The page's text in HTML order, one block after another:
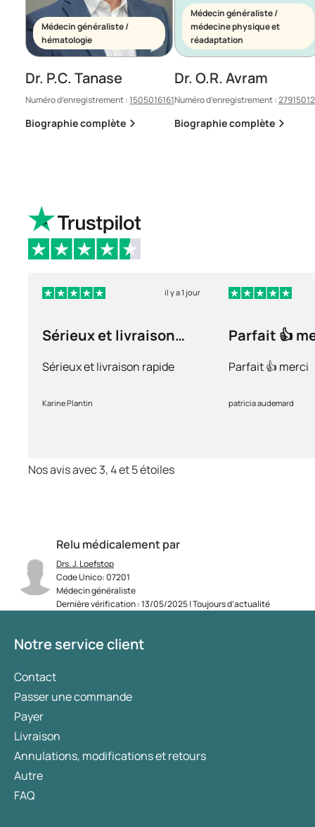
Relu médicalement par
Drs. J. Loefstop
Code Unico: 07201
Médecin généraliste
Dernière vérification : 13/05/2025 | Toujours d’actualité
Médecin généraliste /
hématologie
Dr. P.C. Tanase
Numéro d’enregistrement :1505016161
Biographie complète
Médecin généraliste /
médecine physique et
réadaptation
Dr. O.R. Avram
Numéro d’enregistrement :
Biographie complète
il y a 1 jour
Sérieux et livraison
Sérieux et livraison rapide
Karine Plantin
Parfait 👍
Parfait 👍 merci
patricia audemard
Nos avis avec 3, 4 et 5 étoiles
Notre service client
Contact
Passer une commande
Payer
Livraison
Annulations, modifications et retours
Autre
FAQ